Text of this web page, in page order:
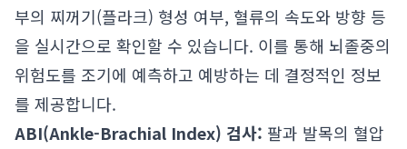
부의 찌꺼기(플라크) 형성 여부, 혈류의 속도와 방향 등
을 실시간으로 확인할 수 있습니다. 이를 통해 뇌졸중의
위험도를 조기에 예측하고 예방하는 데 결정적인 정보
를 제공합니다.
ABI(Ankle-Brachial Index) 검사: 팔과 발목의 혈압